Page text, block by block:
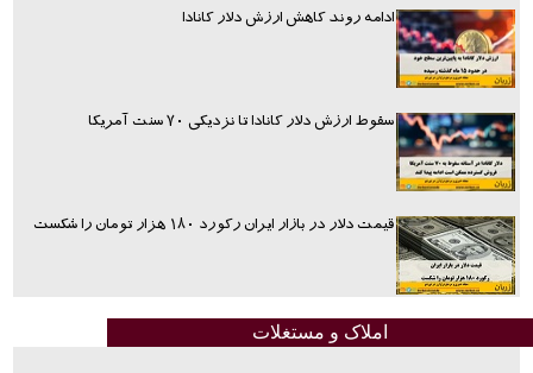
ادامه روند کاهش ارزش دلار کانادا
سقوط ارزش دلار کانادا تا نزدیکی ۷۰ سنت آمریکا
قیمت دلار در بازار ایران رکورد ۱۸۰ هزار تومان را شکست
املاک و مستغلات